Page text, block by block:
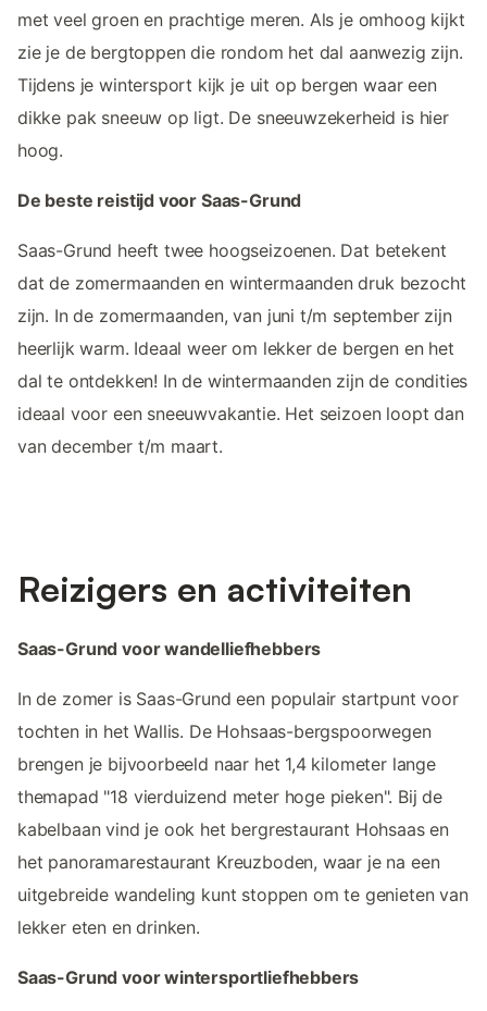
met veel groen en prachtige meren. Als je omhoog kijkt
zie je de bergtoppen die rondom het dal aanwezig zijn.
Tijdens je wintersport kijk je uit op bergen waar een
dikke pak sneeuw op ligt. De sneeuwzekerheid is hier
hoog.
De beste reistijd voor Saas-Grund
Saas-Grund heeft twee hoogseizoenen. Dat betekent
dat de zomermaanden en wintermaanden druk bezocht
zijn. In de zomermaanden, van juni t/m september zijn
heerlijk warm. Ideaal weer om lekker de bergen en het
dal te ontdekken! In de wintermaanden zijn de condities
ideaal voor een sneeuwvakantie. Het seizoen loopt dan
van december t/m maart.
Reizigers en activiteiten
Saas-Grund voor wandelliefhebbers
In de zomer is Saas-Grund een populair startpunt voor
tochten in het Wallis. De Hohsaas-bergspoorwegen
brengen je bijvoorbeeld naar het 1,4 kilometer lange
themapad "18 vierduizend meter hoge pieken". Bij de
kabelbaan vind je ook het bergrestaurant Hohsaas en
het panoramarestaurant Kreuzboden, waar je na een
uitgebreide wandeling kunt stoppen om te genieten van
lekker eten en drinken.
Saas-Grund voor wintersportliefhebbers